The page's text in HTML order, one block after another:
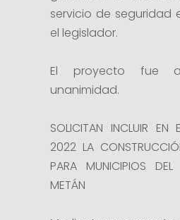
servicio de seguridad
el legislador.
El proyecto fue
unanimidad.
SOLICITAN INCLUIR EN
2022 LA
PARA MUNICIPIOS DEL
METÁN